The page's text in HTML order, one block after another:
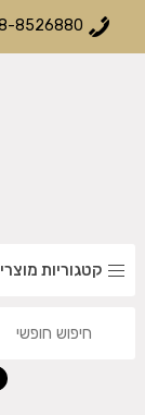
8526880
קטגוריות